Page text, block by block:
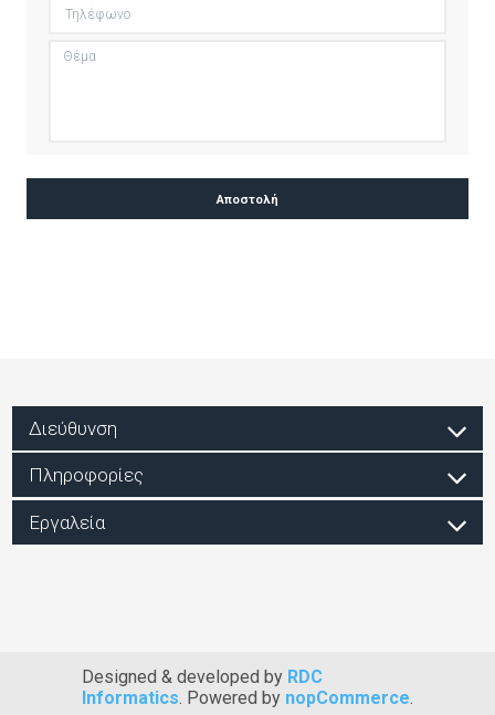
Διεύθυνση
Πληροφορίες
Εργαλεία
Designed & developed by RDC
Informatics. Powered by nopCommerce.